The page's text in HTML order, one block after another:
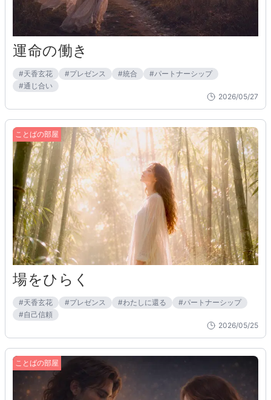
運命の働き
#天香玄花 #プレゼンス #統合 #パートナーシップ
#通じ合い
2026/05/27
ことばの部屋
場をひらく
#天香玄花 #プレゼンス #わたしに還る #パートナーシップ
#自己信頼
2026/05/25
ことばの部屋